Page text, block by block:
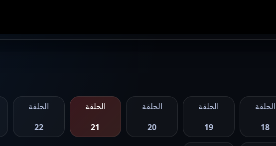
الحلقة
18
الحلقة
19
الحلقة
20
الحلقة
21
الحلقة
22